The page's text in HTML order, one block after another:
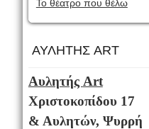
Το θέατρο που θέλω
ΑΥΛΗΤΗΣ ART
Αυλητής Art
Χριστοκοπίδου 17
& Αυλητών, Ψυρρή